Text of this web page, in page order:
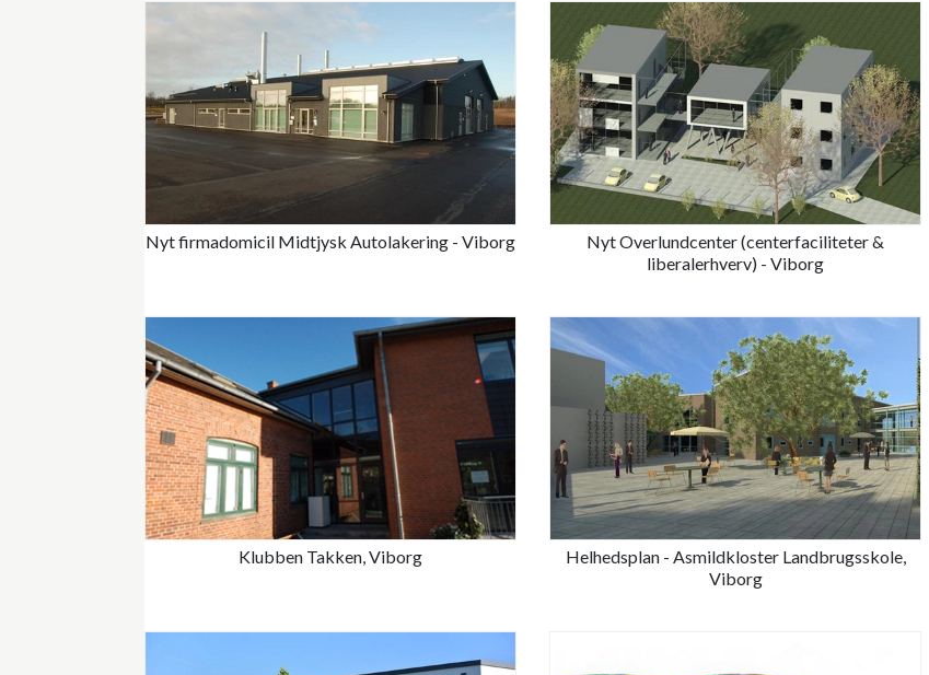
Nyt firmadomicil Midtjysk Autolakering - Viborg
Nyt Overlundcenter (centerfaciliteter &
liberalerhverv) - Viborg
Klubben Takken, Viborg
Helhedsplan - Asmildkloster Landbrugsskole,
Viborg